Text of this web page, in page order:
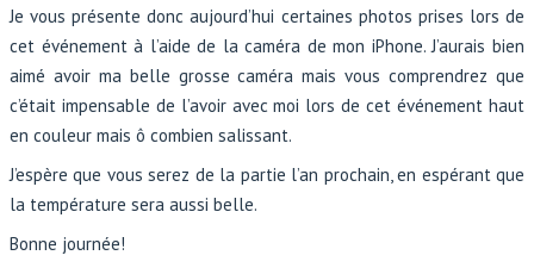
Je vous présente donc aujourd’hui certaines photos prises lors de
cet événement à l’aide de la caméra de mon iPhone. J’aurais bien
aimé avoir ma belle grosse caméra mais vous comprendrez que
c’était impensable de l’avoir avec moi lors de cet événement haut
en couleur mais ô combien salissant.
J’espère que vous serez de la partie l’an prochain, en espérant que
la température sera aussi belle.
Bonne journée!